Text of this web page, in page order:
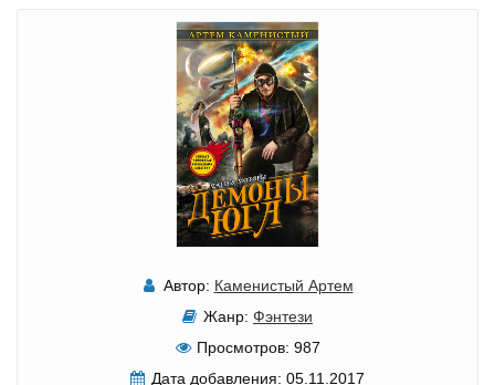
Автор: Каменистый Артем
Жанр: Фэнтези
Просмотров: 987
Дата добавления: 05.11.2017